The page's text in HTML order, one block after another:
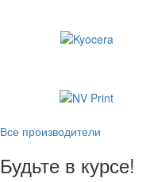
Все производители
Будьте в курсе!